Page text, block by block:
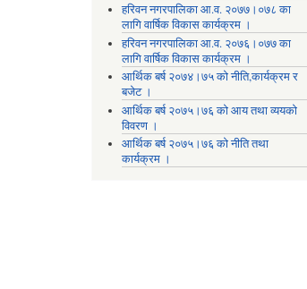
हरिवन नगरपालिका आ‍.व. २०७७।०७८ का
लागि वार्षिक विकास कार्यक्रम ।
हरिवन नगरपालिका आ‍.व. २०७६।०७७ का
लागि वार्षिक विकास कार्यक्रम ।
आर्थिक बर्ष २०७४।७५ को नीति,कार्यक्रम र
बजेट ।
आर्थिक बर्ष २०७५।७६ को आय तथा व्ययकाे
विवरण ।
आर्थिक बर्ष २०७५।७६ को नीति तथा
कार्यक्रम ।